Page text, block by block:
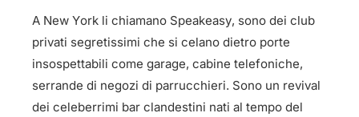
A New York li chiamano Speakeasy, sono dei club
privati segretissimi che si celano dietro porte
insospettabili come garage, cabine telefoniche,
serrande di negozi di parrucchieri. Sono un revival
dei celeberrimi bar clandestini nati al tempo del